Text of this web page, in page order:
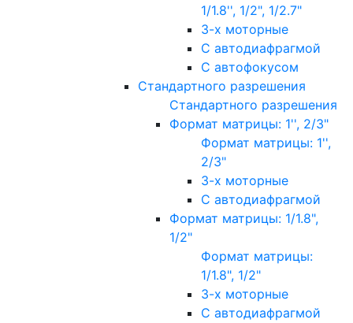
1/1.8'', 1/2", 1/2.7"
3-х моторные
С автодиафрагмой
С автофокусом
Стандартного разрешения
Стандартного разрешения
Формат матрицы: 1'', 2/3"
Формат матрицы: 1'',
2/3"
3-х моторные
С автодиафрагмой
Формат матрицы: 1/1.8",
1/2"
Формат матрицы:
1/1.8", 1/2"
3-х моторные
С автодиафрагмой